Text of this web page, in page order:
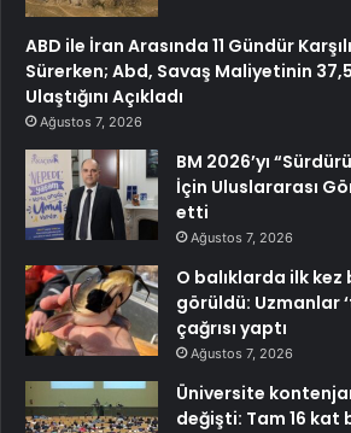
ABD ile İran Arasında 11 Gündür
Sürerken; Abd, Savaş Maliyetinin
Ulaştığını Açıkladı
Ağustos 7, 2026
BM 2026’yı
İçin Uluslararası
etti
Ağustos 7, 2026
O balıklarda ilk kez
görüldü: Uzmanlar
çağrısı yaptı
Ağustos 7, 2026
Üniversite
değişti: Tam 16 kat